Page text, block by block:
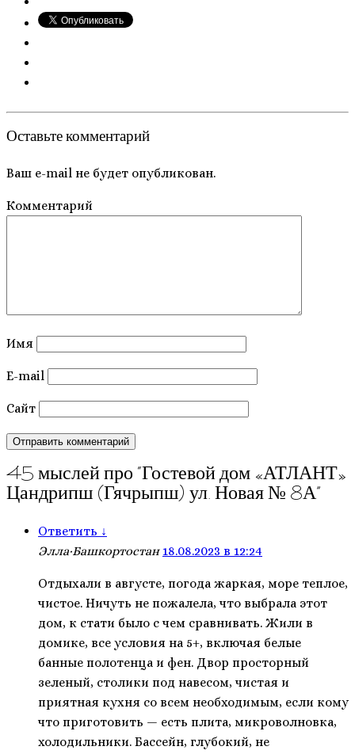
Оставьте комментарий
Ваш e-mail не будет опубликован.
Комментарий
Имя
E-mail
Сайт
45 мыслей про “Гостевой дом «АТЛАНТ»
Цандрипш (Гячрыпш) ул. Новая № 8А”
Ответить ↓
Элла·Башкортостан18.08.2023 в 12:24
Отдыхали в августе, погода жаркая, море теплое,
чистое. Ничуть не пожалела, что выбрала этот
дом, к стати было с чем сравнивать. Жили в
домике, все условия на 5+, включая белые
банные полотенца и фен. Двор просторный
зеленый, столики под навесом, чистая и
приятная кухня со всем необходимым, если кому
что приготовить — есть плита, микроволновка,
холодильники. Бассейн, глубокий, не